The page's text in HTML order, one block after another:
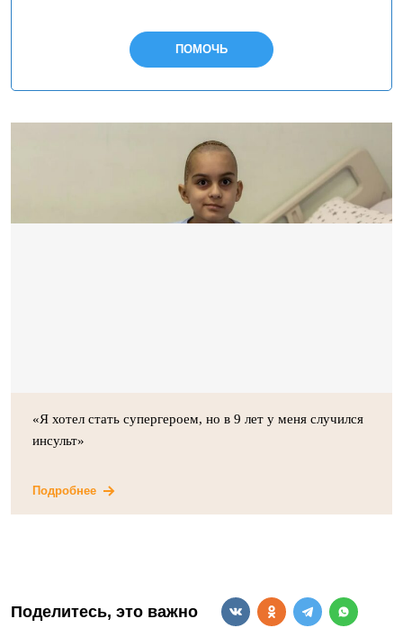
ПОМОЧЬ
«Я хотел стать супергероем, но в 9 лет у меня случился
инсульт»
Подробнее
Поделитесь, это важно